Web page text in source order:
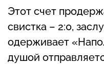
Этот счет
свистка – 2:0,
одерживает
душой